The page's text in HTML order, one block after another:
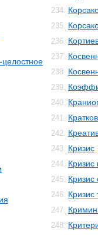
целостное
234.
235.
236.
237.
238.
239.
240.
241.
242.
243. Кризис
244. Кризис
245. Кризис
246. Кризис
247.
248.